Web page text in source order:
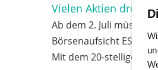
Vielen Aktien droht
Ab dem 2. Juli müssen
Börsenaufsicht ESMA
Mit dem 20-stelligen